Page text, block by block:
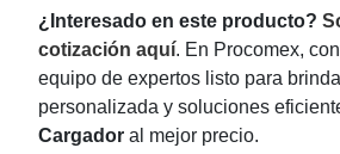
¿Interesado en este producto?
cotización aquí. En Procomex,
equipo de expertos listo para
personalizada y soluciones
Cargador al mejor precio.